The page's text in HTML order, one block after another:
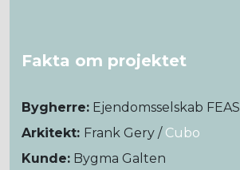
Fakta om projektet
Bygherre: Ejendomsselskab FEAS
Arkitekt: Frank Gery / Cubo
Kunde: Bygma Galten